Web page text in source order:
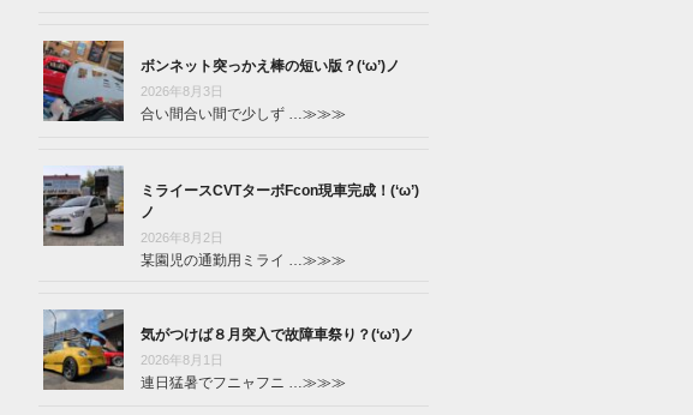
ボンネット突っかえ棒の短い版？(‘ω’)ノ
2026年8月3日
合い間合い間で少しず …≫≫≫
ミライースCVTターボFcon現車完成！(‘ω’)
ノ
2026年8月2日
某園児の通勤用ミライ …≫≫≫
気がつけば８月突入で故障車祭り？(‘ω’)ノ
2026年8月1日
連日猛暑でフニャフニ …≫≫≫